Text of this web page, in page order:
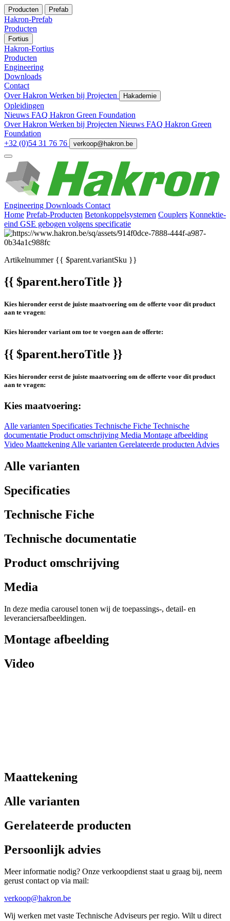
Producten Prefab
Hakron-Prefab
Producten
Fortius
Hakron-Fortius
Producten
Engineering
Downloads
Contact
Over Hakron Werken bij Projecten Hakademie
Opleidingen
Nieuws FAQ Hakron Green Foundation
Over Hakron Werken bij Projecten Nieuws FAQ Hakron Green
Foundation
+32 (0)54 31 76 76
verkoop@hakron.be
Engineering Downloads Contact
Home Prefab-Producten Betonkoppelsystemen Couplers Konnektie-
eind GSE gebogen volgens specificatie
Artikelnummer{{ $parent.variantSku }}
{{ $parent.heroTitle }}
Kies hieronder eerst de juiste maatvoering om de offerte voor dit product
aan te vragen:
Kies hieronder variant om toe te voegen aan de offerte:
{{ $parent.heroTitle }}
Kies hieronder eerst de juiste maatvoering om de offerte voor dit product
aan te vragen:
Kies maatvoering:
Alle varianten Specificaties Technische Fiche Technische
documentatie Product omschrijving Media Montage afbeelding
Video Maattekening Alle varianten Gerelateerde producten Advies
Alle varianten
Specificaties
Technische Fiche
Technische documentatie
Product omschrijving
Media
In deze media carousel tonen wij de toepassings-, detail- en
leveranciersafbeeldingen.
Montage afbeelding
Video
Maattekening
Alle varianten
Gerelateerde producten
Persoonlijk advies
Meer informatie nodig? Onze verkoopdienst staat u graag bij, neem
gerust contact op via mail:
verkoop@hakron.be
Wij werken met vaste Technische Adviseurs per regio. Wilt u direct